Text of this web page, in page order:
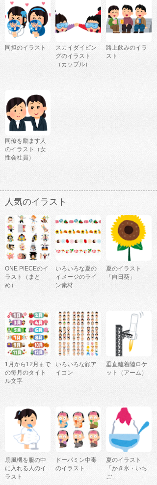
同担のイラスト
スカイダイビン
グのイラスト
（カップル）
路上飲みのイラ
スト
同僚を励ます人
のイラスト（女
性会社員）
人気のイラスト
ONE PIECEのイ
ラスト（まと
め）
いろいろな夏の
イメージのライ
ン素材
夏のイラスト
「向日葵」
1月から12月まで
の毎月のタイト
ル文字
いろいろな顔ア
イコン
垂直離着陸ロケ
ット（アーム）
扇風機を服の中
に入れる人のイ
ラスト
ドーパミン中毒
のイラスト
夏のイラスト
「かき氷・いち
ご」